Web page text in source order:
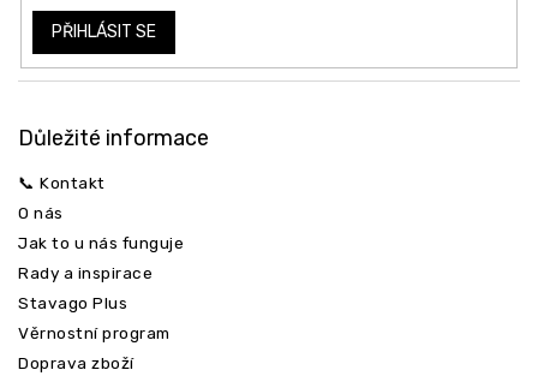
PŘIHLÁSIT SE
Důležité informace
📞 Kontakt
O nás
Jak to u nás funguje
Rady a inspirace
Stavago Plus
Věrnostní program
Doprava zboží